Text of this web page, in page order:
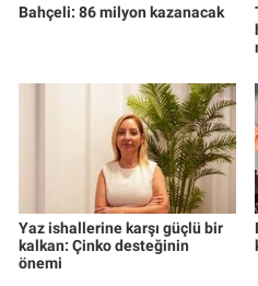
Bahçeli: 86 milyon kazanacak
Yaz ishallerine karşı güçlü bir
kalkan: Çinko desteğinin
önemi